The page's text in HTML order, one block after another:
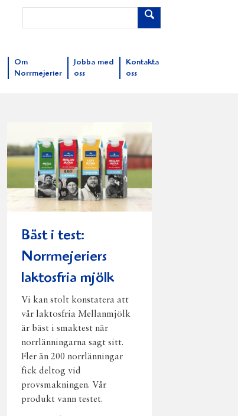
Om
Norrmejerier
Jobba med
oss
Kontakta
oss
Bäst i test:
Norrmejeriers
laktosfria mjölk
Vi kan stolt konstatera att
vår laktosfria Mellanmjölk
är bäst i smaktest när
norrlänningarna sagt sitt.
Fler än 200 norrlänningar
fick deltog vid
provsmakningen. Vår
produkt vann testet.